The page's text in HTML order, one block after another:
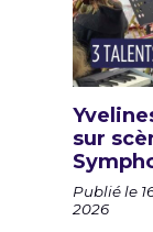
sur
Publié le
2026